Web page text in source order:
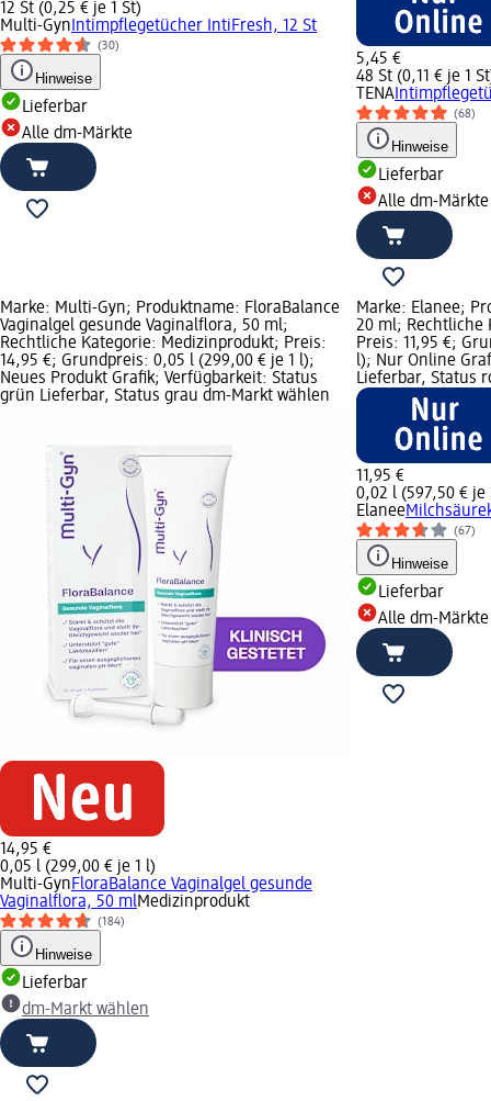
12 St (0,25 € je 1 St)
Multi-Gyn Intimpflegetücher IntiFresh, 12 St
(30)
Hinweise
Lieferbar
Alle dm-Märkte
5,45 €
48 St (0,11 € je 1
TENA
(68)
Hinweise
Lieferbar
Alle dm-Märkte
Marke: Multi-Gyn; Produktname: FloraBalance
Vaginalgel gesunde Vaginalflora, 50 ml;
Rechtliche Kategorie: Medizinprodukt; Preis:
14,95 €; Grundpreis: 0,05 l (299,00 € je 1 l);
Neues Produkt Grafik; Verfügbarkeit: Status
grün Lieferbar, Status grau dm-Markt wählen
14,95 €
0,05 l (299,00 € je 1 l)
Multi-GynFloraBalance Vaginalgel gesunde
Vaginalflora, 50 mlMedizinprodukt
(184)
Hinweise
Lieferbar
dm-Markt wählen
Marke: Elanee;
20 ml; Rechtliche
Preis: 11,95 €;
l); Nur Online
Lieferbar, Status
11,95 €
0,02 l (597,50 € je
Elanee
(67)
Hinweise
Lieferbar
Alle dm-Märkte